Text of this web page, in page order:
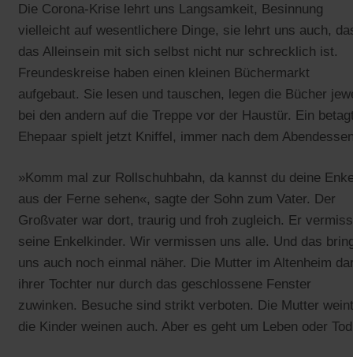
Die Corona-Krise lehrt uns Langsamkeit, Besinnung
vielleicht auf wesentlichere Dinge, sie lehrt uns auch,
das Alleinsein mit sich selbst nicht nur schrecklich ist.
Freundeskreise haben einen kleinen Büchermarkt
aufgebaut. Sie lesen und tauschen, legen die Bücher
bei den andern auf die Treppe vor der Haustür. Ein
Ehepaar spielt jetzt Kniffel, immer nach dem
»Komm mal zur Rollschuhbahn, da kannst du deine
aus der Ferne sehen«, sagte der Sohn zum Vater. Der
Großvater war dort, traurig und froh zugleich. Er
seine Enkelkinder. Wir vermissen uns alle. Und das
uns auch noch einmal näher. Die Mutter im Altenheim
ihrer Tochter nur durch das geschlossene Fenster
zuwinken. Besuche sind strikt verboten. Die Mutter
die Kinder weinen auch. Aber es geht um Leben oder